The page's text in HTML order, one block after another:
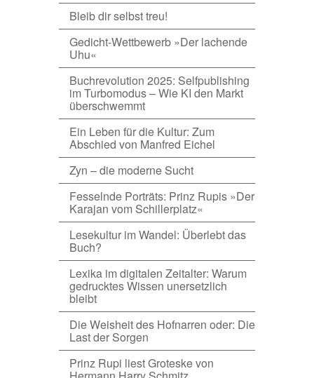
Bleib dir selbst treu!
Gedicht-Wettbewerb »Der lachende
Uhu«
Buchrevolution 2025: Selfpublishing
im Turbomodus – Wie KI den Markt
überschwemmt
Ein Leben für die Kultur: Zum
Abschied von Manfred Eichel
Zyn – die moderne Sucht
Fesselnde Porträts: Prinz Rupis »Der
Karajan vom Schillerplatz«
Lesekultur im Wandel: Überlebt das
Buch?
Lexika im digitalen Zeitalter: Warum
gedrucktes Wissen unersetzlich
bleibt
Die Weisheit des Hofnarren oder: Die
Last der Sorgen
Prinz Rupi liest Groteske von